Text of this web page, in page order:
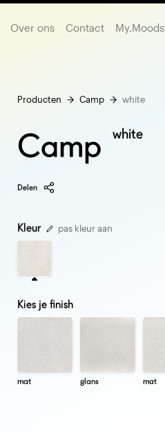
Over ons Contact My.Moods
Producten Camp white
Camp white
Delen
Kleur pas kleur aan
Kies je finish
mat glans mat